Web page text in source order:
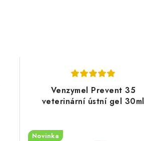
Venzymel Prevent 35
veterinární ústní gel 30ml
Novinka